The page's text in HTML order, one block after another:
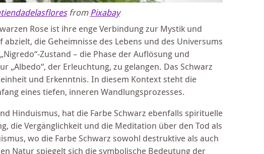
fromPixabay
Rose ist ihre enge Verbindung zur Mystik und
die Geheimnisse des Lebens und des Universums
Zustand – die Phase der Auflösung und
„Albedo“, der Erleuchtung, zu gelangen. Das Schwarz
und Erkenntnis. In diesem Kontext steht die
eines tiefen, inneren Wandlungsprozesses.
Hinduismus, hat die Farbe Schwarz ebenfalls spirituelle
die Vergänglichkeit und die Meditation über den Tod als
wo die Farbe Schwarz sowohl destruktive als auch
Natur spiegelt sich die symbolische Bedeutung der